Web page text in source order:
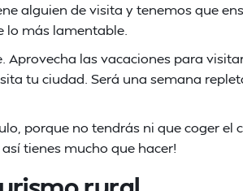
alguien de visita y tenemos que
lo más lamentable.
Aprovecha las vacaciones para
tu ciudad. Será una semana
porque no tendrás ni que coger el
tienes mucho que hacer!